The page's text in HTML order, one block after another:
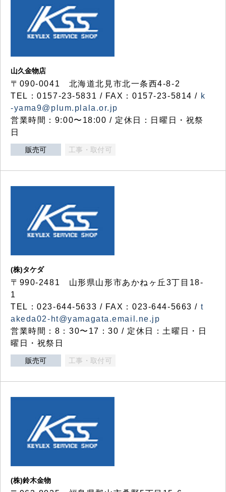
山久金物店
〒090-0041 北海道北見市北一条西4-8-2
TEL：0157-23-5831 / FAX：0157-23-5814 / k
-yama9@plum.plala.or.jp
営業時間：9:00〜18:00 / 定休日：日曜日・祝祭
日
販売可 工事・取付可
(株)タケダ
〒990-2481 山形県山形市あかねヶ丘3丁目18-
1
TEL：023-644-5633 / FAX：023-644-5663 / t
akeda02-ht@yamagata.email.ne.jp
営業時間：8：30〜17：30 / 定休日：土曜日・日
曜日・祝祭日
販売可 工事・取付可
(株)鈴木金物